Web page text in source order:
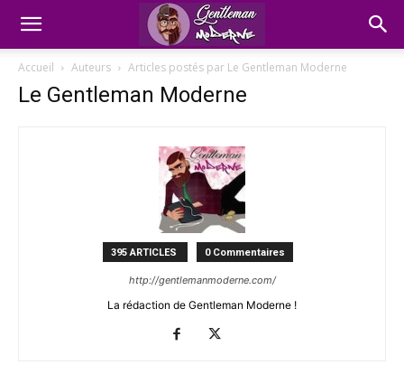
Accueil Auteurs Articles postés par Le Gentleman Moderne
Le Gentleman Moderne
395 ARTICLES 0 Commentaires
http://gentlemanmoderne.com/
La rédaction de Gentleman Moderne !